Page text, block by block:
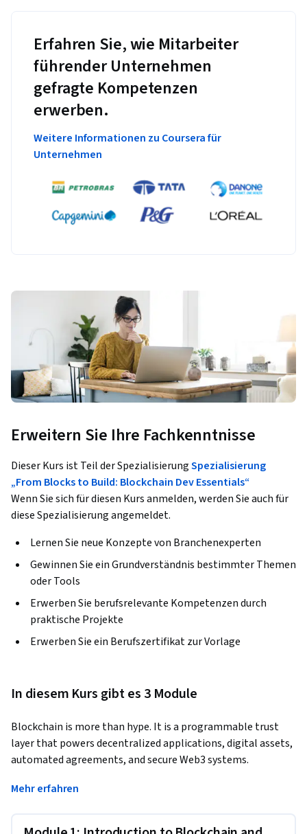
Erfahren Sie, wie Mitarbeiter
führender Unternehmen
gefragte Kompetenzen
erwerben.
Weitere Informationen zu Coursera für
Unternehmen
Erweitern Sie Ihre Fachkenntnisse
Dieser Kurs ist Teil der SpezialisierungSpezialisierung
„From Blocks to Build: Blockchain Dev Essentials“
Wenn Sie sich für diesen Kurs anmelden, werden Sie auch für
diese Spezialisierung angemeldet.
Lernen Sie neue Konzepte von Branchenexperten
Gewinnen Sie ein Grundverständnis bestimmter Themen
oder Tools
Erwerben Sie berufsrelevante Kompetenzen durch
praktische Projekte
Erwerben Sie ein Berufszertifikat zur Vorlage
In diesem Kurs gibt es 3 Module
Blockchain is more than hype. It is a programmable trust
layer that powers decentralized applications, digital assets,
automated agreements, and secure Web3 systems.
The Blockchain Foundations & Smart Contracts Certification
Mehr erfahren